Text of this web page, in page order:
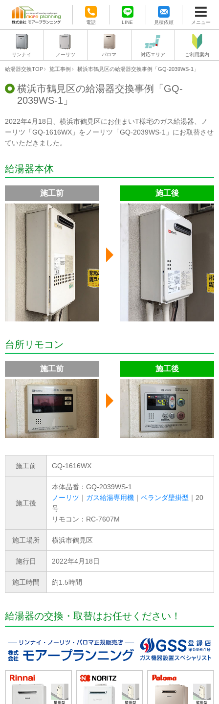
電話 LINE 見積依頼 メニュー
リンナイ ノーリツ パロマ 対応エリア ご利用案内
給湯器交換TOP 施工事例 横浜市鶴見区の給湯器交換事例「GQ-2039WS-1」
横浜市鶴見区の給湯器交換事例「GQ-
2039WS-1」
2022年4月18日、横浜市鶴見区にお住まいT様宅のガス給湯器、ノ
ーリツ「GQ-1616WX」をノーリツ「GQ-2039WS-1」にお取替させ
ていただきました。
給湯器本体
施工前 施工後
台所リモコン
施工前 施工後
施工前 GQ-1616WX
施工後
本体品番：GQ-2039WS-1
ノーリツ ｜ ガス給湯専用機 ｜ ベランダ壁掛型 ｜20
号
リモコン：RC-7607M
施工場所 横浜市鶴見区
施行日 2022年4月18日
施工時間 約1.5時間
給湯器の交換・取替はお任せください！